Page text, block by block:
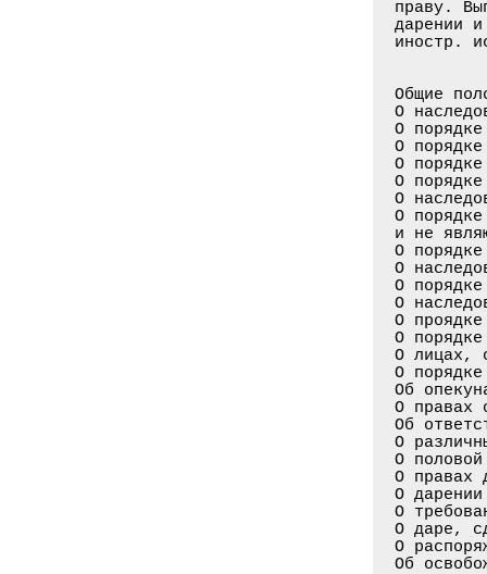
праву.
дарении
иностр.
Общие
О
О
О
О
О
О
О
и не
О
О
О
О
О
О
О
О
Об
О
Об
О
О
О
О
О
О даре,
О
Об